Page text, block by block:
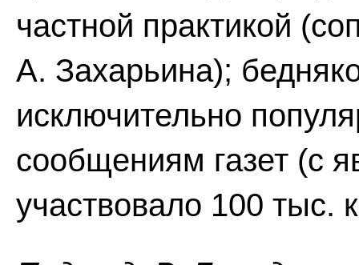
частной практикой
А. Захарьина);
исключительно
сообщениям газет (с
участвовало 100 тыс.